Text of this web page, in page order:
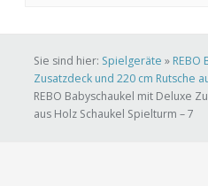
Sie sind hier: Spielgeräte » REBO
Zusatzdeck und 220 cm Rutsche
REBO Babyschaukel mit Deluxe
aus Holz Schaukel Spielturm – 7